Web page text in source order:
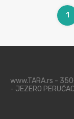
1
www.TARA.rs -
- JEZERO